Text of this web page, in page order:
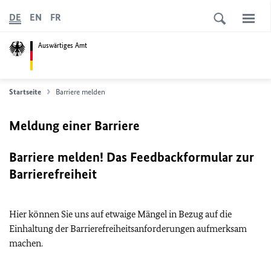
Auswärtiges Amt
DE EN FR
Startseite Barriere melden
Meldung einer Barriere
Barriere melden! Das Feedbackformular zur
Barrierefreiheit
Hier können Sie uns auf etwaige Mängel in Bezug auf die
Einhaltung der Barrierefreiheitsanforderungen aufmerksam
machen.